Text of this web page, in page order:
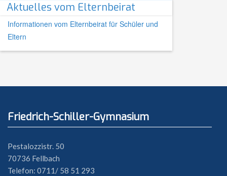
Aktuelles vom Elternbeirat
Informationen vom Elternbeirat für Schüler und
Eltern
Friedrich-Schiller-Gymnasium
Pestalozzistr. 50
70736 Fellbach
Telefon: 0711/ 58 51 293